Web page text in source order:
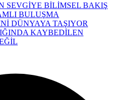
SEVGİYE BİLİMSEL BAKIŞ
BULUŞMA
DÜNYAYA TAŞIYOR
KAYBEDİLEN